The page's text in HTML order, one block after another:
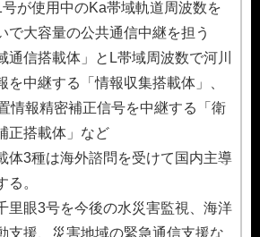
が使用中のKa帯域軌道周波数を
で大容量の公共通信中継を担う
通信搭載体」とL帯域周波数で河川
を中継する「情報収集搭載体」、
情報精密補正信号を中継する「衛
正搭載体」など
体3種は海外諮問を受けて国内主導
る。
里眼3号を今後の水災害監視、海洋
支援、災害地域の緊急通信支援な